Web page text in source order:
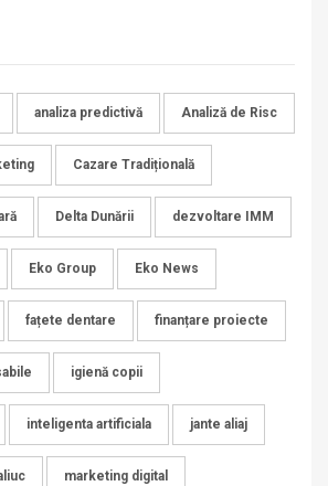
analiza predictivă Analiză de Risc
Cazare Tradițională
Delta Dunării dezvoltare IMM
Eko Group Eko News
fațete dentare finanțare proiecte
igienă copii
inteligenta artificiala jante aliaj
marketing digital